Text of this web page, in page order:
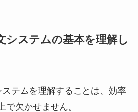
システムの基本を理解し
ステムを理解することは、効率
で欠かせません。